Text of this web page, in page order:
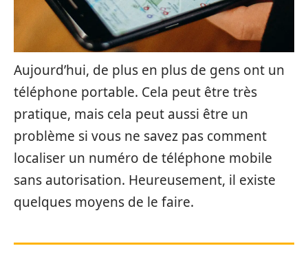
Aujourd’hui, de plus en plus de gens ont un
téléphone portable. Cela peut être très
pratique, mais cela peut aussi être un
problème si vous ne savez pas comment
localiser un numéro de téléphone mobile
sans autorisation. Heureusement, il existe
quelques moyens de le faire.